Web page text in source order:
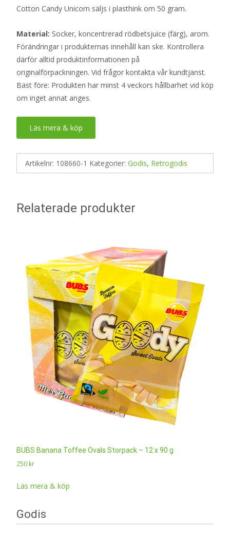
Cotton Candy Unicorn säljs i plasthink om 50 gram.
Material: Socker, koncentrerad rödbetsjuice (färg), arom.
Förändringar i produkternas innehåll kan ske. Kontrollera
därför alltid produktinformationen på
originalförpackningen. Vid frågor kontakta vår kundtjänst.
Bäst före: Produkten har minst 4 veckors hållbarhet vid köp
om inget annat anges.
Läs mera & köp
Artikelnr: 108660-1 Kategorier: Godis, Retrogodis
Relaterade produkter
BUBS Banana Toffee Ovals Storpack – 12 x 90 g
250 kr
Läs mera & köp
Godis